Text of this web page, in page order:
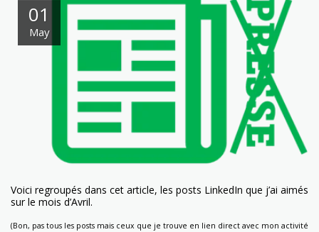
01
May
Voici regroupés dans cet article, les posts LinkedIn que j’ai aimés
sur le mois d’Avril.
(Bon, pas tous les posts mais ceux que je trouve en lien direct avec mon activité